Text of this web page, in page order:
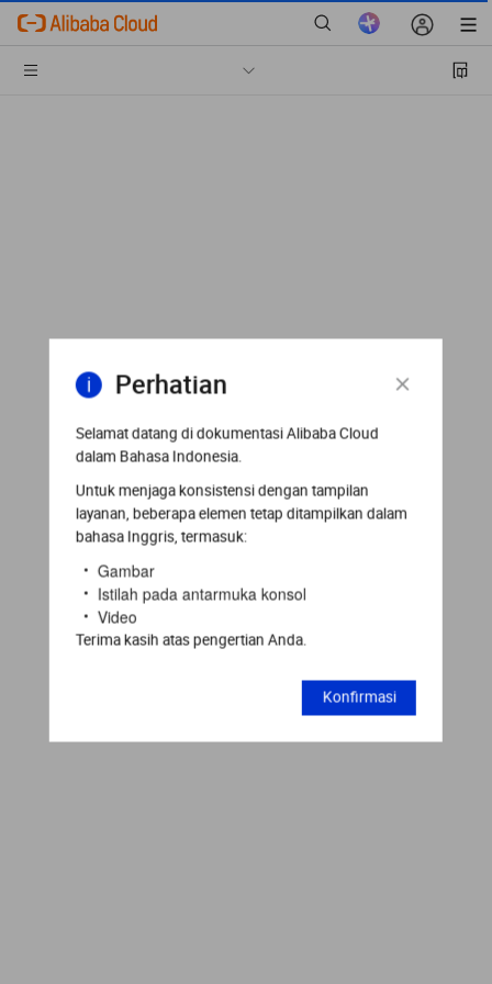
Perhatian
Selamat datang di dokumentasi Alibaba Cloud
dalam Bahasa Indonesia.
Untuk menjaga konsistensi dengan tampilan
layanan, beberapa elemen tetap ditampilkan dalam
bahasa Inggris, termasuk:
Gambar
Istilah pada antarmuka konsol
Video
Terima kasih atas pengertian Anda.
Konfirmasi